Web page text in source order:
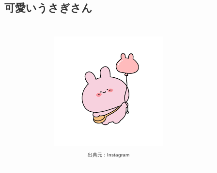
可愛いうさぎさん
出典元：Instagram